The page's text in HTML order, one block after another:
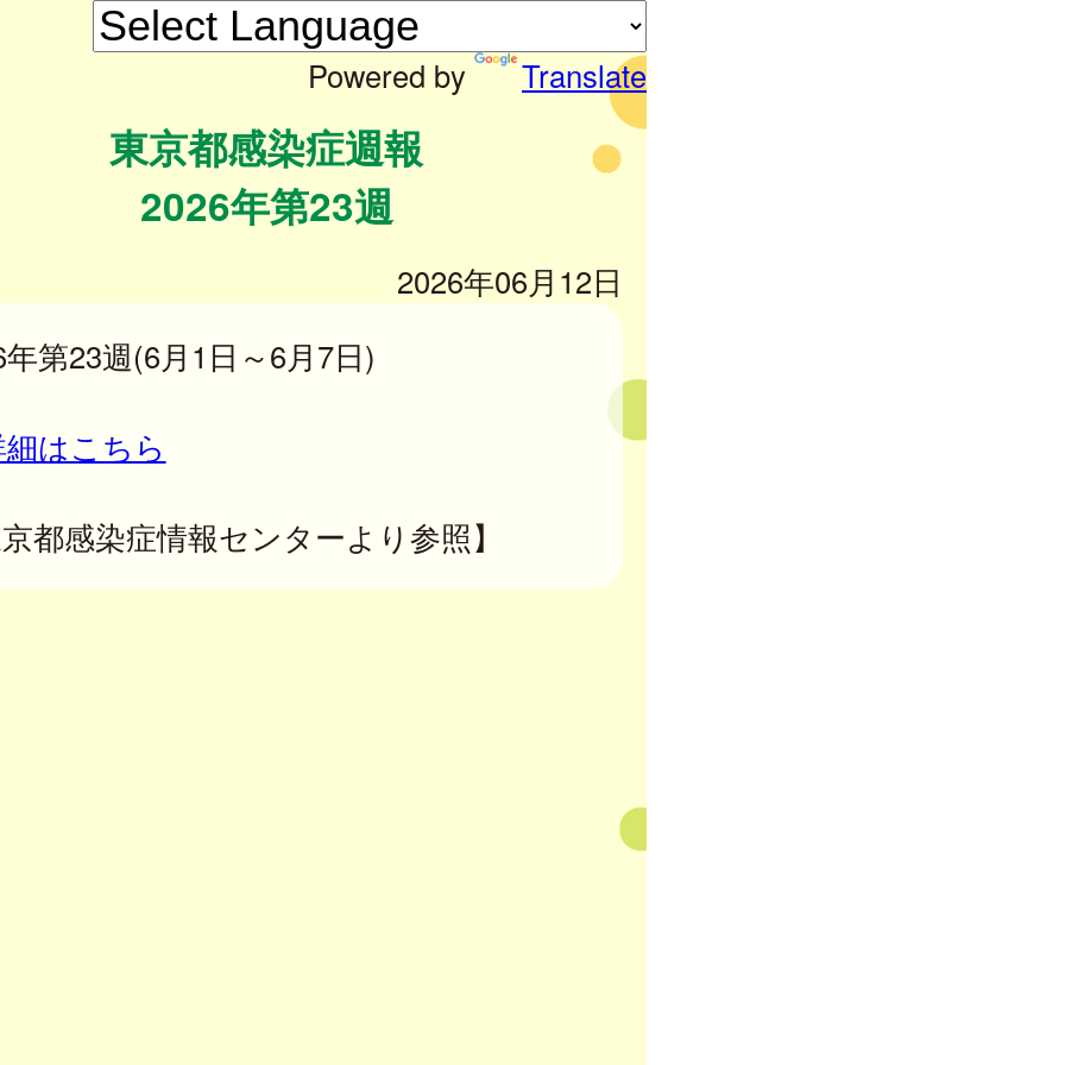
Powered by Translate
東京都感染症週報
2026年第23週
2026年06月12日
第23週(6月1日～6月7日)
はこちら
都感染症情報センターより参照】